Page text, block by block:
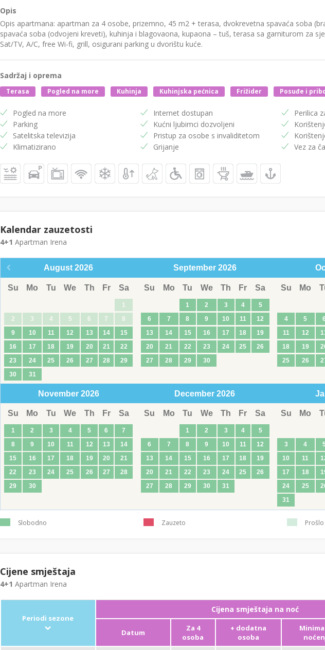
Opis
Opis apartmana: apartman za 4 osobe, prizemno, 45 m2 + terasa, dvokrevetna spavaća soba
spavaća soba (odvojeni kreveti), kuhinja i blagovaona, kupaona – tuš, terasa sa garniturom za
Sat/TV, A/C, free Wi-fi, grill, osigurani parking u dvorištu kuće.
Sadržaj i oprema
Terasa Pogled na more Kuhinja Kuhinjska pećnica Frižider Posuđe i
Pogled na more
Parking
Satelitska televizija
Klimatizirano
Internet dostupan
Kućni ljubimci dozvoljeni
Pristup za osobe s invaliditetom
Grijanje
Perilica
Vez za
Kalendar zauzetosti
4+1 Apartman Irena
August 2026
Su Mo Tu We Th Fr Sa
1
2
3 4 5 6 7
8
9
10 11 12 13 14
15
16
17 18 19 20 21
22
23
24 25 26 27 28
29
30
31
September 2026
Su Mo Tu We Th Fr Sa
1 2 3 4
5
6
7 8 9 10 11
12
13
14 15 16 17 18
19
20
21 22 23 24 25
26
27
28 29 30
Su Mo
4
5 6
11
12
18
19
25
26
November 2026
Su Mo Tu We Th Fr Sa
1 2 3 4 5 6
7
8
9 10 11 12 13
14
15
16 17 18 19 20
21
22
23 24 25 26 27
28
29
30
December 2026
Su Mo Tu We Th Fr Sa
1 2 3 4
5
6
7 8 9 10 11
12
13
14 15 16 17 18
19
20
21 22 23 24 25
26
27
28 29 30 31
Su Mo
3
4
10
11
17
18
24
25
31
Slobodno Zauzeto Prošlo
Cijene smještaja
4+1 Apartman Irena
Periodi sezone
Cijena smještaja na noć
Datum
Za 4
osoba
+ dodatna
osoba